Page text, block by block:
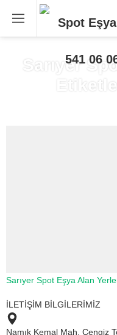
Sarıyer
Sarıyer Spot Eşya Alan
İLETİŞİM BİLGİLERİMİZ
Namık Kemal Mah. Cengiz